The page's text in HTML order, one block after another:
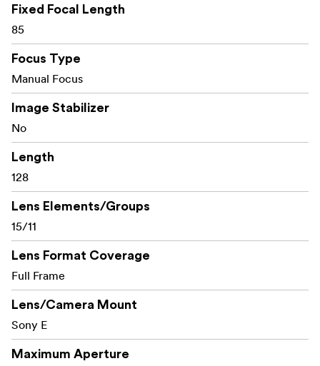
asigură o claritate și un contrast superioare pe
întregul câmp al imaginii.
Deschidere rapidă f/1.4:
luminozitate scăzută, aceasta oferă un control
exprimarea creativă cu un blur de fundal frumos.
strălucire și fantomă, îmbunătățind contrastul și
fidelitatea culorilor chiar și în situații de iluminare
Focalizare manuală de precizie:
aruncare de focalizare lină, cu rotație lungă, pentru
o focalizare meticuloasă, completată de un inel de
diafragmă de-clickabil, făcându-l ideal atât pentru
fotografii, cât și pentru aplicații video.
Legendarul ZEISS 3D Pop:
Fixed Focal Length
85
Focus Type
Manual Focus
Image Stabilizer
No
Length
128
Lens Elements/Groups
15/11
Lens Format Coverage
Full Frame
Lens/Camera Mount
Sony E
Maximum Aperture